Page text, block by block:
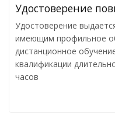
Удостоверение
Удостоверение
имеющим профильное
дистанционное
квалификации
часов